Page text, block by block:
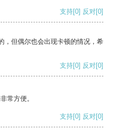
支持[0] 反对[0]
，但偶尔也会出现卡顿的情况，希
支持[0] 反对[0]
常方便。
支持[0] 反对[0]